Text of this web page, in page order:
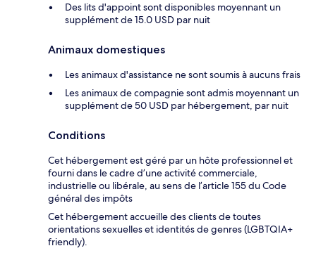
Des lits d'appoint sont disponibles moyennant un
supplément de 15.0 USD par nuit
Animaux domestiques
Les animaux d'assistance ne sont soumis à aucuns frais
Les animaux de compagnie sont admis moyennant un
supplément de 50 USD par hébergement, par nuit
Conditions
Cet hébergement est géré par un hôte professionnel et
fourni dans le cadre d’une activité commerciale,
industrielle ou libérale, au sens de l’article 155 du Code
général des impôts
Cet hébergement accueille des clients de toutes
orientations sexuelles et identités de genres (LGBTQIA+
friendly).